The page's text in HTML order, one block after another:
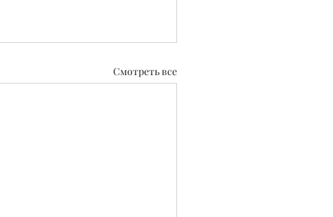
Смотреть все